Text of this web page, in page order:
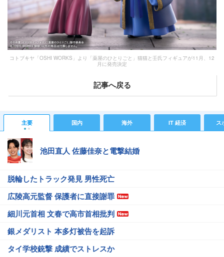
コトブキヤ「OSHI WORKS」より「薬屋のひとりごと」猫猫と壬氏フィギュアが11月、12
月に発売決定
記事へ戻る
主要 国内 海外 IT 経済 ス
池田直人 佐藤佳奈と電撃結婚
脱輪したトラック発見 男性死亡
広陵高元監督 保護者に直接謝罪
細川元首相 文春で高市首相批判
銀メダリスト 本多灯被告を起訴
タイ学校銃撃 成績でストレスか